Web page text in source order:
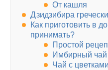
От кашля
Дзидзибира
Как приготовить в
принимать?
Простой
Имбирный
Чай с